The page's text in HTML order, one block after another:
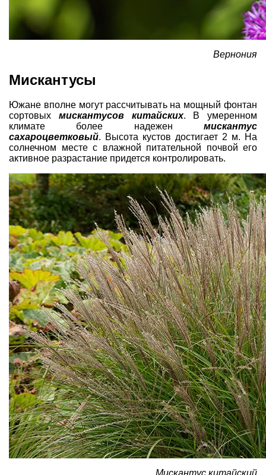
Вернония
Мискантусы
Южане вполне могут рассчитывать на мощный фонтан
сортовых мискантусов китайских. В умеренном
климате более надежен мискантус
сахароцветковый. Высота кустов достигает 2 м. На
солнечном месте с влажной питательной почвой его
активное разрастание придется контролировать.